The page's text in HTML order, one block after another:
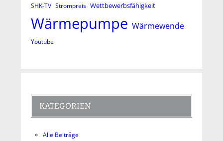
SHK-TV Strompreis Wettbewerbsfähigkeit
Wärmepumpe Wärmewende
Youtube
KATEGORIEN
Alle Beiträge